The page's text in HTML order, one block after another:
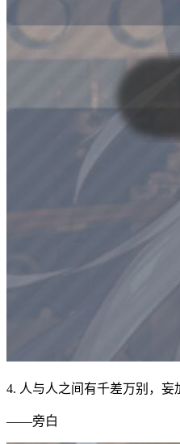
4. 人与人之间有千差万别，妄
——旁白